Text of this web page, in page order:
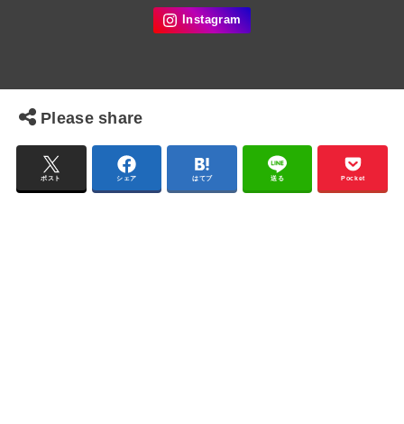
Please share
ポスト シェア はてブ 送る Pocket